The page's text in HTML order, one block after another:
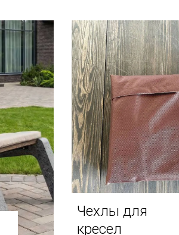
Чехлы для
кресел